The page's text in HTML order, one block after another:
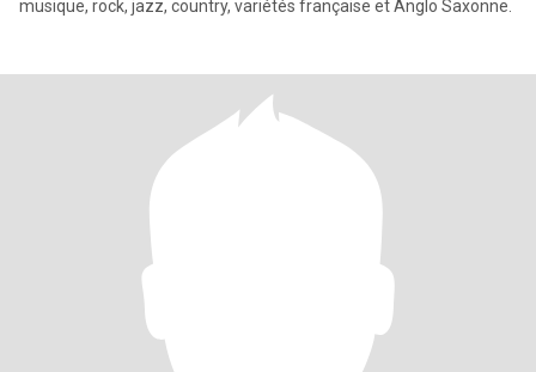
musique, rock, jazz, country, variétés française et Anglo Saxonne.